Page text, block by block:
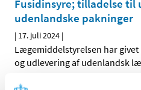
Fusidinsyre; tilladelse til
udenlandske pakninger
| 17. juli 2024 |
Lægemiddelstyrelsen har
og udlevering af udenlandsk